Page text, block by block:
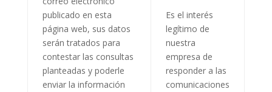
publicado en esta
página web, sus datos
serán tratados para
contestar las consultas
planteadas y poderle
enviar la información
Es el interés
legítimo de
nuestra
empresa de
responder a las
comunicaciones